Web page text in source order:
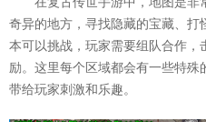
奇异的地方，寻找隐藏的宝藏、打
本可以挑战，玩家需要组队合作，
励。这里每个区域都会有一些特殊
带给玩家刺激和乐趣。